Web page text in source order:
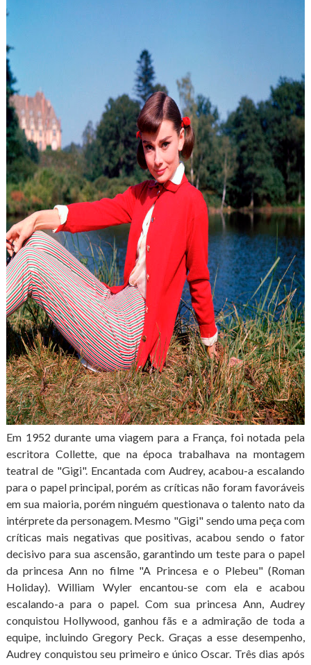
Em 1952 durante uma viagem para a França, foi notada pela
escritora Collette, que na época trabalhava na montagem
teatral de "Gigi". Encantada com Audrey, acabou-a escalando
para o papel principal, porém as críticas não foram favoráveis
em sua maioria, porém ninguém questionava o talento nato da
intérprete da personagem. Mesmo "Gigi" sendo uma peça com
críticas mais negativas que positivas, acabou sendo o fator
decisivo para sua ascensão, garantindo um teste para o papel
da princesa Ann no filme "A Princesa e o Plebeu" (Roman
Holiday). William Wyler encantou-se com ela e acabou
escalando-a para o papel. Com sua princesa Ann, Audrey
conquistou Hollywood, ganhou fãs e a admiração de toda a
equipe, incluindo Gregory Peck. Graças a esse desempenho,
Audrey conquistou seu primeiro e único Oscar. Três dias após